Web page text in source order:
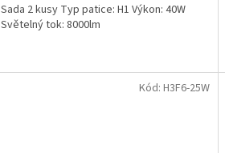
Sada 2 kusy Typ patice: H1 Výkon: 40W
Světelný tok: 8000lm
Kód: H3F6-25W